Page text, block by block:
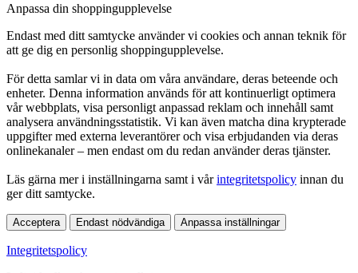
Anpassa din shoppingupplevelse
Endast med ditt samtycke använder vi cookies och annan teknik för
att ge dig en personlig shoppingupplevelse.
För detta samlar vi in data om våra användare, deras beteende och
enheter. Denna information används för att kontinuerligt optimera
vår webbplats, visa personligt anpassad reklam och innehåll samt
analysera användningsstatistik. Vi kan även matcha dina krypterade
uppgifter med externa leverantörer och visa erbjudanden via deras
onlinekanaler – men endast om du redan använder deras tjänster.
Läs gärna mer i inställningarna samt i vårintegritetspolicy innan du
ger ditt samtycke.
Acceptera Endast nödvändiga Anpassa inställningar
Integritetspolicy